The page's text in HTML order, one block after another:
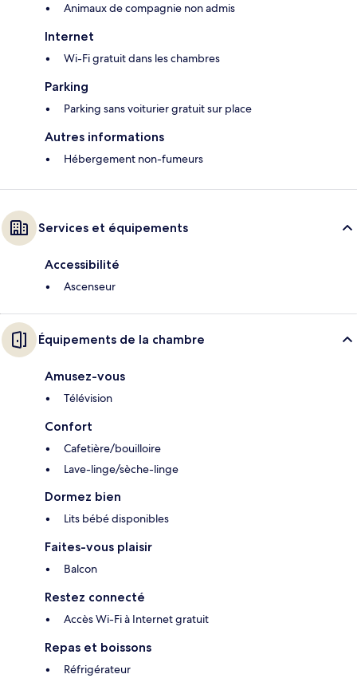
Animaux de compagnie non admis
Internet
Wi-Fi gratuit dans les chambres
Parking
Parking sans voiturier gratuit sur place
Autres informations
Hébergement non-fumeurs
Services et équipements
Accessibilité
Ascenseur
Équipements de la chambre
Amusez-vous
Télévision
Confort
Cafetière/bouilloire
Lave-linge/sèche-linge
Dormez bien
Lits bébé disponibles
Faites-vous plaisir
Balcon
Restez connecté
Accès Wi-Fi à Internet gratuit
Repas et boissons
Réfrigérateur